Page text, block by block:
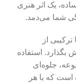
یک اثر هنری
شما می‌دمد.
از
استفاده
جلوه‌ای
است که با هر